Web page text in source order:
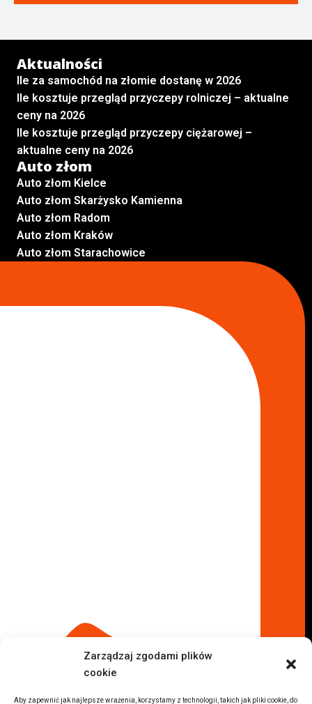
Zarządzaj zgodami plików
cookie
Aby zapewnić jak najlepsze wrażenia, korzystamy z technologii, takich jak pliki cookie, do
Aktualności
Ile za samochód na złomie dostanę w 2026
Ile kosztuje przegląd przyczepy rolniczej – aktualne
ceny na 2026
Ile kosztuje przegląd przyczepy ciężarowej –
aktualne ceny na 2026
Auto złom
Auto złom Kielce
Auto złom Skarżysko Kamienna
Auto złom Radom
Auto złom Kraków
Auto złom Starachowice
Inne lokalizacje
Komis samochodowy Sochaczew
Inne Lokalizacje
Auta z USA Rzeszów